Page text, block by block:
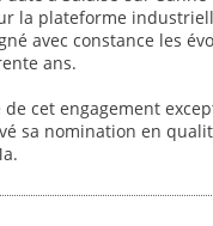
la plateforme
avec constance les
ans.
de cet engagement
sa nomination en